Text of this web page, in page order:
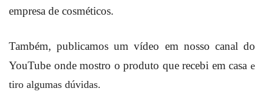
empresa de cosméticos.
Também, publicamos um vídeo em nosso canal do
YouTube onde mostro o produto que recebi em casa e
tiro algumas dúvidas.